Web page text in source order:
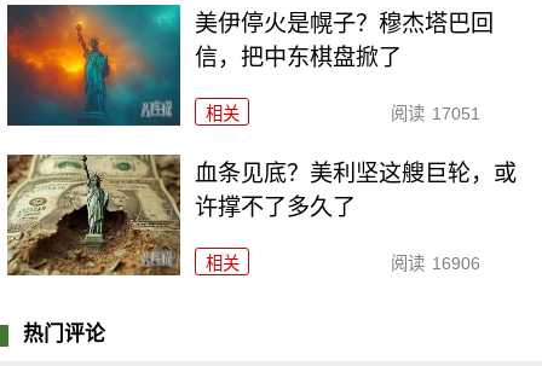
美伊停火是幌子？穆杰塔巴回
信，把中东棋盘掀了
相关 阅读 17051
血条见底？美利坚这艘巨轮，或
许撑不了多久了
相关 阅读 16906
热门评论